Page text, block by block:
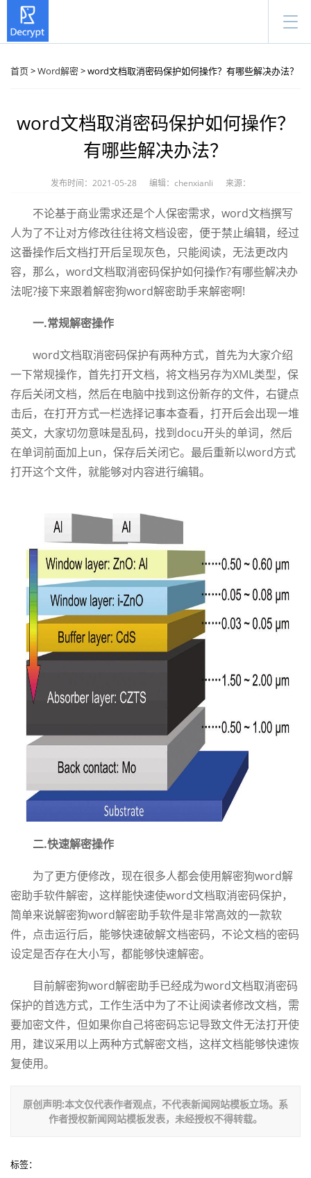
首页>Word解密> word文档取消密码保护如何操作？有哪些解决办法？
word文档取消密码保护如何操作？
有哪些解决办法？
发布时间：2021-05-28 编辑：chenxianli 来源：
不论基于商业需求还是个人保密需求，word文档撰写
人为了不让对方修改往往将文档设密，便于禁止编辑，经过
这番操作后文档打开后呈现灰色，只能阅读，无法更改内
容，那么，word文档取消密码保护如何操作?有哪些解决办
法呢?接下来跟着解密狗word解密助手来解密啊!
一.常规解密操作
word文档取消密码保护有两种方式，首先为大家介绍
一下常规操作，首先打开文档，将文档另存为XML类型，保
存后关闭文档，然后在电脑中找到这份新存的文件，右键点
击后，在打开方式一栏选择记事本查看，打开后会出现一堆
英文，大家切勿意味是乱码，找到docu开头的单词，然后
在单词前面加上un，保存后关闭它。最后重新以word方式
打开这个文件，就能够对内容进行编辑。
二.快速解密操作
为了更方便修改，现在很多人都会使用解密狗word解
密助手软件解密，这样能快速使word文档取消密码保护，
简单来说解密狗word解密助手软件是非常高效的一款软
件，点击运行后，能够快速破解文档密码，不论文档的密码
设定是否存在大小写，都能够快速解密。
目前解密狗word解密助手已经成为word文档取消密码
保护的首选方式，工作生活中为了不让阅读者修改文档，需
要加密文件，但如果你自己将密码忘记导致文件无法打开使
用，建议采用以上两种方式解密文档，这样文档能够快速恢
复使用。
原创声明:本文仅代表作者观点，不代表新闻网站模板立场。系
作者授权新闻网站模板发表，未经授权不得转载。
标签：